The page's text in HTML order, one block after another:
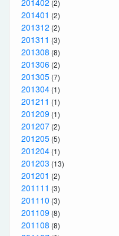
(2)
201401 (2)
201312 (2)
201311 (3)
201308 (8)
201306 (2)
201305 (7)
201304 (1)
201211 (1)
201209 (1)
201207 (2)
201205 (5)
201204 (1)
201203 (13)
201201 (2)
201111 (3)
201110 (3)
201109 (8)
201108 (8)